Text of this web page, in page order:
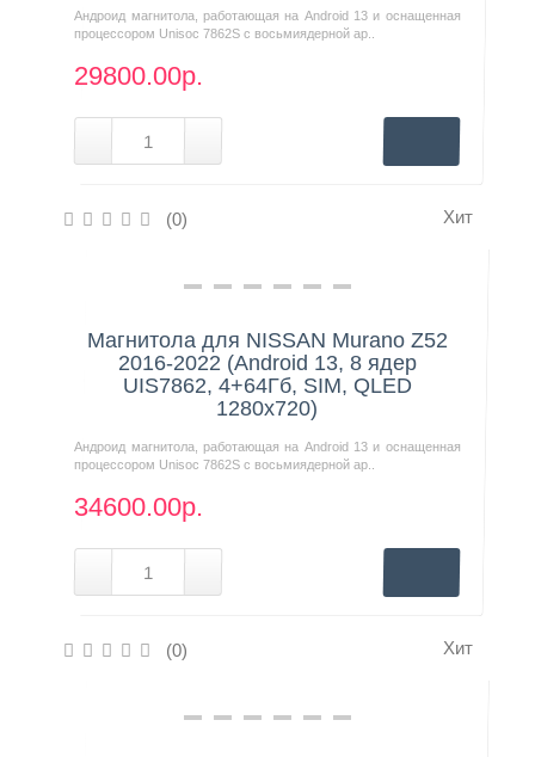
Андроид магнитола, работающая на Android 13 и оснащенная
процессором Unisoc 7862S с восьмиядерной ар..
29800.00р.
(0) Хит
Нашли дешевле?
Магнитола для NISSAN Murano Z52
2016-2022 (Android 13, 8 ядер
UIS7862, 4+64Гб, SIM, QLED
1280x720)
Андроид магнитола, работающая на Android 13 и оснащенная
процессором Unisoc 7862S с восьмиядерной ар..
34600.00р.
(0) Хит
Нашли дешевле?